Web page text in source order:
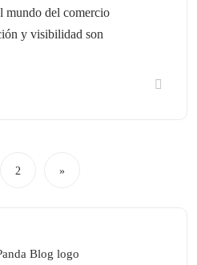
mundo del comercio
y visibilidad son
2 »